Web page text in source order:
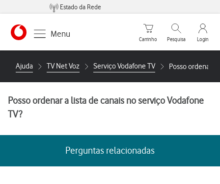
Estado da Rede
https://www.vodafone.pt
Menu
Carrinho de compras
Carrinho
Pesquisar
Pesquisa
My
Login
Ajuda TV Net Voz Serviço Vodafone TV Posso ordenar a
Posso ordenar a lista de canais no serviço Vodafone
TV?
Perguntas relacionadas